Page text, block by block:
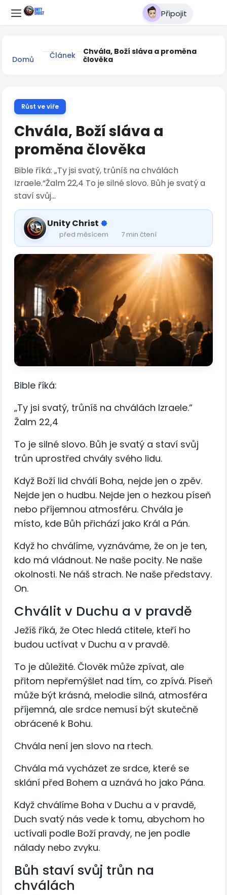
Připojit
Domů Článek
Chvála, Boží sláva a proměna
člověka
Růst ve víře
Chvála, Boží sláva a
proměna člověka
Bible říká: „Ty jsi svatý, trůníš na chválách
Izraele.“Žalm 22,4 To je silné slovo. Bůh je svatý a
staví svůj...
Unity Christ
před měsícem 7 min čtení
Bible říká:
„Ty jsi svatý, trůníš na chválách Izraele.“
Žalm 22,4
To je silné slovo. Bůh je svatý a staví svůj
trůn uprostřed chvály svého lidu.
Když Boží lid chválí Boha, nejde jen o zpěv.
Nejde jen o hudbu. Nejde jen o hezkou píseň
nebo příjemnou atmosféru. Chvála je
místo, kde Bůh přichází jako Král a Pán.
Když ho chválíme, vyznáváme, že on je ten,
kdo má vládnout. Ne naše pocity. Ne naše
okolnosti. Ne náš strach. Ne naše představy.
On.
Chválit v Duchu a v pravdě
Ježíš říká, že Otec hledá ctitele, kteří ho
budou uctívat v Duchu a v pravdě.
To je důležité. Člověk může zpívat, ale
přitom nepřemýšlet nad tím, co zpívá. Píseň
může být krásná, melodie silná, atmosféra
příjemná, ale srdce nemusí být skutečně
obrácené k Bohu.
Chvála není jen slovo na rtech.
Chvála má vycházet ze srdce, které se
sklání před Bohem a uznává ho jako Pána.
Když chválíme Boha v Duchu a v pravdě,
Duch svatý nás vede k tomu, abychom ho
uctívali podle Boží pravdy, ne jen podle
nálady nebo zvyku.
Bůh staví svůj trůn na
chválách